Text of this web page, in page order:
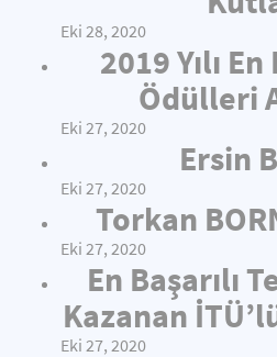
Eki 28, 2020
2019 Yılı
Ödülleri
Eki 27, 2020
Ersin
Eki 27, 2020
Torkan
Eki 27, 2020
En Başarılı
Kazanan
Eki 27, 2020